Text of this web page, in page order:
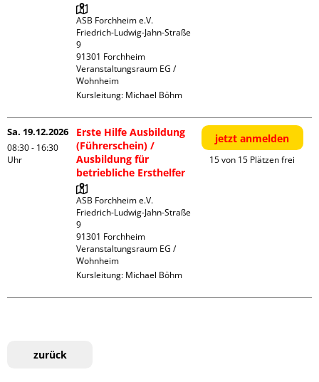
ASB Forchheim e.V.
Friedrich-Ludwig-Jahn-Straße
9
91301 Forchheim
Veranstaltungsraum EG /
Wohnheim
Kursleitung: Michael Böhm
Sa. 19.12.2026
08:30 - 16:30
Uhr
Erste Hilfe Ausbildung
(Führerschein) /
Ausbildung für
betriebliche Ersthelfer
ASB Forchheim e.V.
Friedrich-Ludwig-Jahn-Straße
9
91301 Forchheim
Veranstaltungsraum EG /
Wohnheim
Kursleitung: Michael Böhm
jetzt anmelden
15 von 15 Plätzen frei
zurück